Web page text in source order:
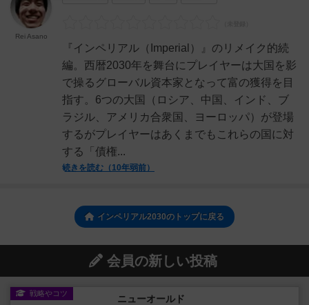
『インペリアル（Imperial）』のリメイク的続
編。西暦2030年を舞台にプレイヤーは大国を影
で操るグローバル資本家となって富の獲得を目
指す。6つの大国（ロシア、中国、インド、ブ
ラジル、アメリカ合衆国、ヨーロッパ）が登場
するがプレイヤーはあくまでもこれらの国に対
する「債権...
続きを読む（10年弱前）
Rei Asano
インペリアル2030のトップに戻る
会員の新しい投稿
戦略やコツ ニューオールド